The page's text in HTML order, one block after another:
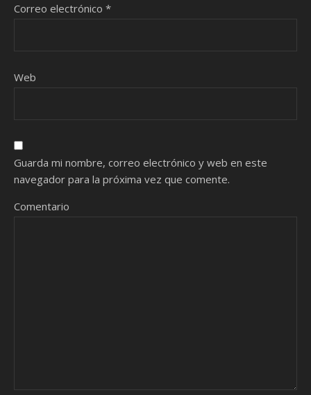
Correo electrónico *
Web
Guarda mi nombre, correo electrónico y web en este
navegador para la próxima vez que comente.
Comentario